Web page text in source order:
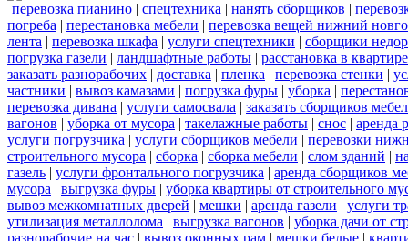
перевозка пианино | спецтехника | нанять сборщиков |
погреба | перестановка мебели | перевозка вещей нижний
лента | перевозка шкафа | услуги спецтехники | сборщики
погрузка газели | ландшафтные работы | расстановка в квартире
заказать разнорабочих | доставка | пленка | перевозка стенки |
частники | вывоз камазами | погрузка фуры | уборка |
перевозка дивана | услуги самосвала | заказать сборщиков
вагонов | уборка от мусора | такелажные работы | снос | аренда
услуги погрузчика | услуги сборщиков мебели | перевозки
строительного мусора | сборка | сборка мебели | слом зданий |
газель | услуги фронтального погрузчика | аренда сборщиков
мусора | выгрузка фуры | уборка квартиры от строительного
вывоз межкомнатных дверей | мешки | аренда газели | услуги
утилизация металлолома | выгрузка вагонов | уборка дачи от
разнорабочие на час | вывоз оконных рам | мешки белые |